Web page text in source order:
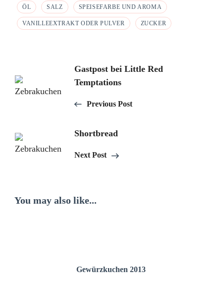
ÖL SALZ SPEISEFARBE UND AROMA
VANILLEEXTRAKT ODER PULVER ZUCKER
Post
Navigation
Gastpost bei Little Red
Temptations
Previous Post
Shortbread
Next Post
You may also like...
Gewürzkuchen 2013